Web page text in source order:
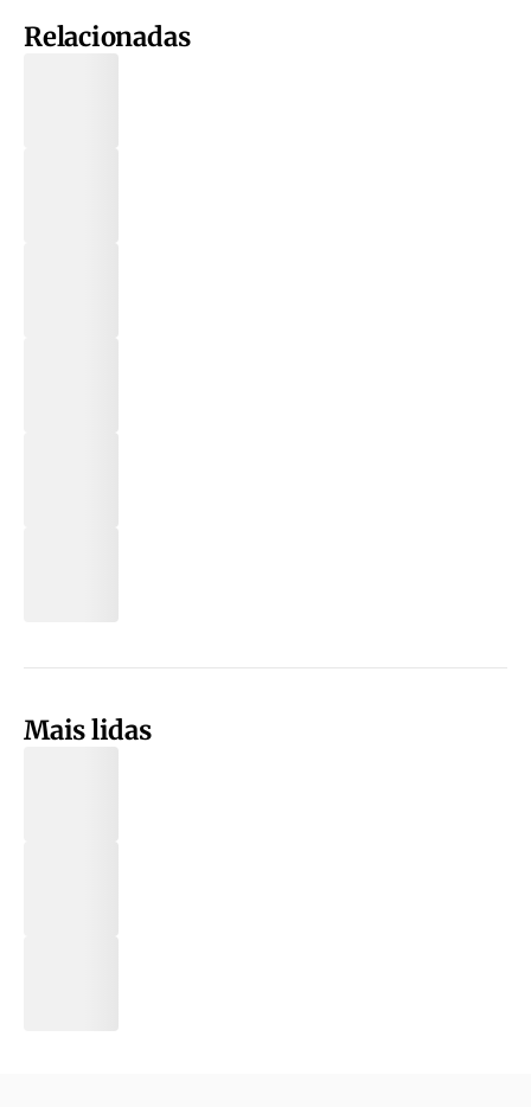
Relacionadas
Mais lidas